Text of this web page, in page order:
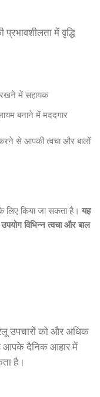
में वृद्धि
रखने में सहायक
बनाने में मददगार
से आपकी त्वचा और बालों
लिए किया जा सकता है। यह
विभिन्न त्वचा और बाल
उपचारों को और अधिक
आपके दैनिक आहार में
है।